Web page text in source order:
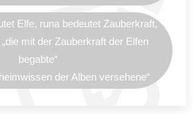
Elfe, runa bedeutet Zauberkraft,
mit der Zauberkraft der Elfen
begabte“
der Alben versehene“